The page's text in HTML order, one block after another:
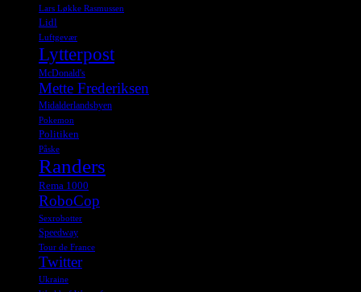
Lars Løkke Rasmussen
Lidl
Luftgevær
Lytterpost
McDonald's
Mette Frederiksen
Midalderlandsbyen
Pokemon
Politiken
Påske
Randers
Rema 1000
RoboCop
Sexrobotter
Speedway
Tour de France
Twitter
Ukraine